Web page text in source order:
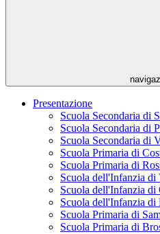
Presentazione
Scuola Secondaria di
Scuola Secondaria di
Scuola Secondaria di
Scuola Primaria di
Scuola Primaria di
Scuola dell'Infanzia di
Scuola dell'Infanzia di
Scuola dell'Infanzia di
Scuola Primaria di
Scuola Primaria di